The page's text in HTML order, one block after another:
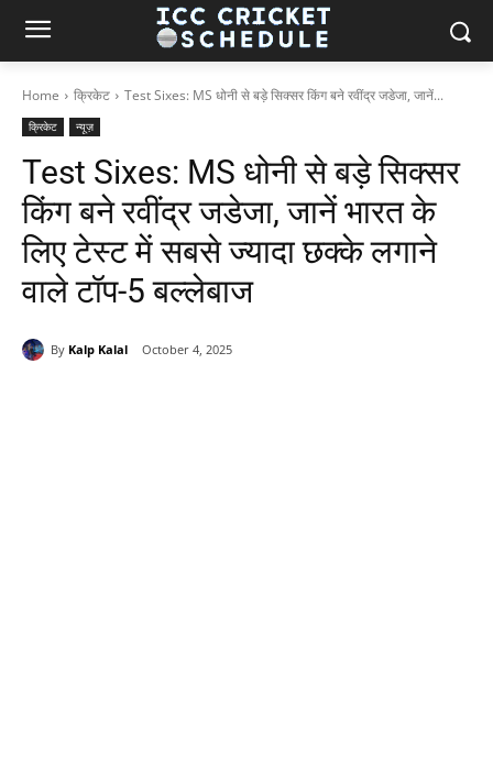
Home क्रिकेट Test Sixes: MS धोनी से बड़े सिक्सर किंग बने रवींद्र जडेजा, जानें...
क्रिकेट न्यूज़
Test Sixes: MS धोनी से बड़े सिक्सर
किंग बने रवींद्र जडेजा, जानें भारत के
लिए टेस्ट में सबसे ज्यादा छक्के लगाने
वाले टॉप-5 बल्लेबाज
By Kalp Kalal October 4, 2025